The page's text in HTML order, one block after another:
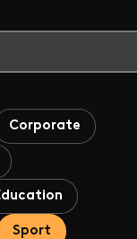
Corporate
Sport